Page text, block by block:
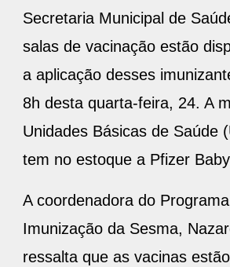
Secretaria Municipal de
salas de vacinação estão
a aplicação desses
8h desta quarta-feira, 24. A
Unidades Básicas de Saúde
tem no estoque a Pfizer
A coordenadora do
Imunização da Sesma,
ressalta que as vacinas